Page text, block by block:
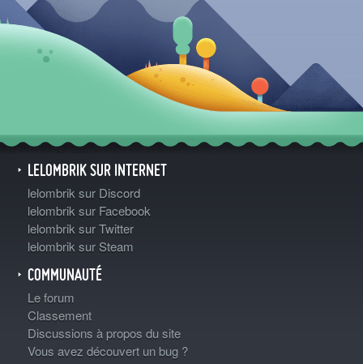
LELOMBRIK SUR INTERNET
lelombrik sur Discord
lelombrik sur Facebook
lelombrik sur Twitter
lelombrik sur Steam
COMMUNAUTÉ
Le forum
Classement
Discussions à propos du site
Vous avez découvert un bug ?